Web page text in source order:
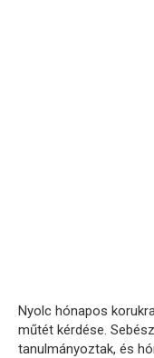
Nyolc hónapos
műtét kérdése.
tanulmányoztak, és